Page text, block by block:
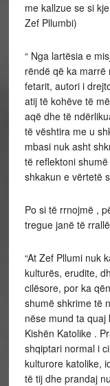
me kallzue se si
Zef Pllumbi)
“ Nga lartësia e
rëndë që ka marrë
fetarit, autori i
atij të kohëve të
aqë dhe të
të vështira me u
mbasi nuk asht
të reflektoni
shkakun e vërtetë
Po si të rrnojmë ,
tregue janë të
“At Zef Pllumi nuk
kulturës, erudite,
cilësore, por ka
shumë shkrime të
nëse mund ta
Kishën Katolike .
shqiptari normal i
kulturore katolike,
të tij dhe prandaj